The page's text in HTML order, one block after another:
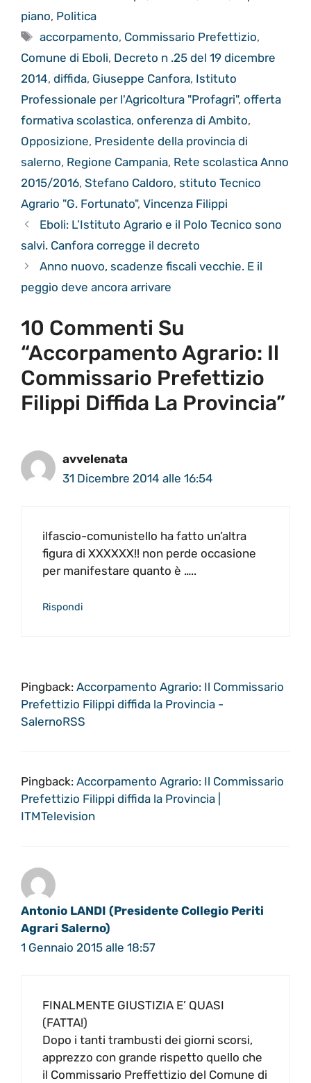
piano, Politica
Tag
accorpamento, Commissario Prefettizio,
Comune di Eboli, Decreto n .25 del 19 dicembre
2014, diffida, Giuseppe Canfora, Istituto
Professionale per l'Agricoltura "Profagri", offerta
formativa scolastica, onferenza di Ambito,
Opposizione, Presidente della provincia di
salerno, Regione Campania, Rete scolastica Anno
2015/2016, Stefano Caldoro, stituto Tecnico
Agrario "G. Fortunato", Vincenza Filippi
Eboli: L’Istituto Agrario e il Polo Tecnico sono
salvi. Canfora corregge il decreto
Anno nuovo, scadenze fiscali vecchie. E il
peggio deve ancora arrivare
10 Commenti Su
“Accorpamento Agrario: Il
Commissario Prefettizio
Filippi Diffida La Provincia”
avvelenata
31 Dicembre 2014 alle 16:54
ilfascio-comunistello ha fatto un’altra
figura di XXXXXX!! non perde occasione
per manifestare quanto è …..
Rispondi
Pingback: Accorpamento Agrario: Il Commissario
Prefettizio Filippi diffida la Provincia -
SalernoRSS
Pingback: Accorpamento Agrario: Il Commissario
Prefettizio Filippi diffida la Provincia |
ITMTelevision
Antonio LANDI (Presidente Collegio Periti
Agrari Salerno)
1 Gennaio 2015 alle 18:57
FINALMENTE GIUSTIZIA E’ QUASI
(FATTA!)
Dopo i tanti trambusti dei giorni scorsi,
apprezzo con grande rispetto quello che
il Commissario Preffettizio del Comune di